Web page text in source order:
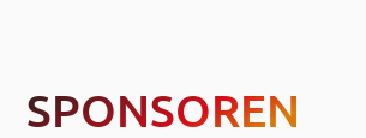
SPONSOREN